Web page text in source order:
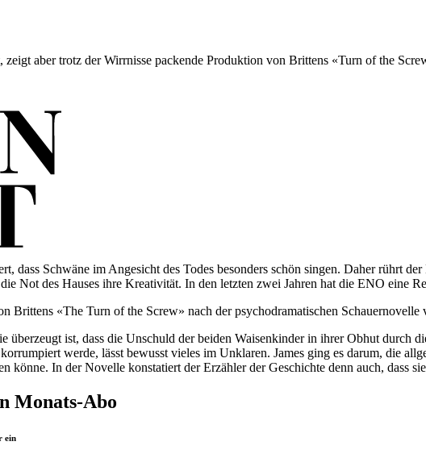
aber trotz der Wirrnisse packende Produktion von Brittens «Turn of the
dass Schwäne im Angesicht des Todes besonders schön singen. Daher rührt
Not des Hauses ihre Kreativität. In den letzten zwei Jahren hat die ENO eine
Brittens «The Turn of the Screw» nach der psychodramatischen
überzeugt ist, dass die Unschuld der beiden Waisenkinder in ihrer Obhut durch
werde, lässt bewusst vieles im Unklaren. James ging es darum, die
könne. In der Novelle konstatiert der Erzähler der Geschichte denn auch, dass
Monats-Abo
ein